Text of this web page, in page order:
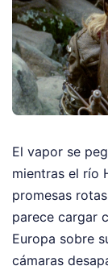
El vapor se
mientras el río
promesas
parece cargar
Europa sobre
cámaras